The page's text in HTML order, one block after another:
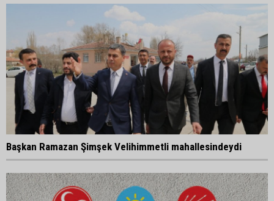
Başkan Ramazan Şimşek Velihimmetli mahallesindeydi